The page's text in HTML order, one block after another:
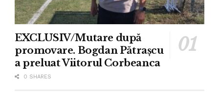
EXCLUSIV/Mutare după
promovare. Bogdan Pătrașcu
a preluat Viitorul Corbeanca
0 SHARES